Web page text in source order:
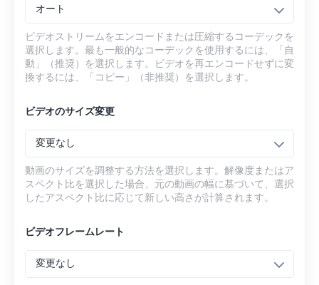
オート
ビデオストリームをエンコードまたは圧縮するコーデックを
選択します。最も一般的なコーデックを使用するには、「自
動」（推奨）を選択します。ビデオを再エンコードせずに変
換するには、「コピー」（非推奨）を選択します。
ビデオのサイズ変更
変更なし
動画のサイズを調整する方法を選択します。解像度またはア
スペクト比を選択した場合、元の動画の幅に基づいて、選択
したアスペクト比に応じて新しい高さが計算されます。
ビデオフレームレート
変更なし